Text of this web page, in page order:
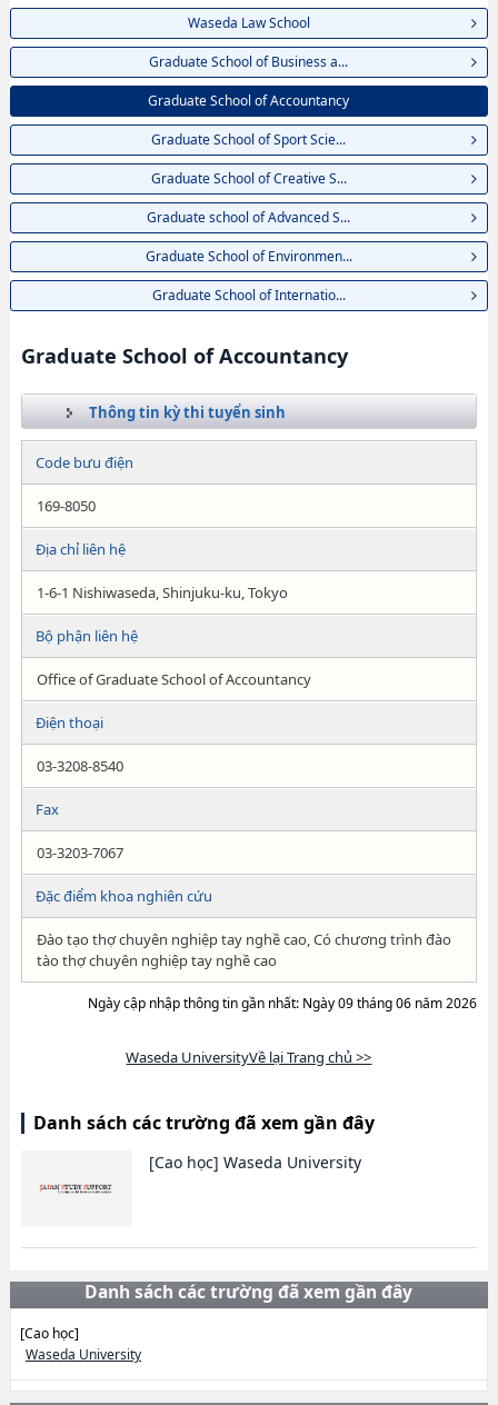
Waseda Law School
Graduate School of Business a...
Graduate School of Accountancy
Graduate School of Sport Scie...
Graduate School of Creative S...
Graduate school of Advanced S...
Graduate School of Environmen...
Graduate School of Internatio...
Graduate School of Accountancy
Thông tin kỳ thi tuyển sinh
Code bưu điện
169-8050
Địa chỉ liên hệ
1-6-1 Nishiwaseda, Shinjuku-ku, Tokyo
Bộ phận liên hệ
Office of Graduate School of Accountancy
Điện thoại
03-3208-8540
Fax
03-3203-7067
Đặc điểm khoa nghiên cứu
Đào tạo thợ chuyên nghiệp tay nghề cao, Có chương trình đào
tào thợ chuyên nghiệp tay nghề cao
Ngày cập nhập thông tin gần nhất: Ngày 09 tháng 06 năm 2026
Waseda UniversityVề lại Trang chủ >>
Danh sách các trường đã xem gần đây
[Cao học] Waseda University
Danh sách các trường đã xem gần đây
[Cao học]
Waseda University